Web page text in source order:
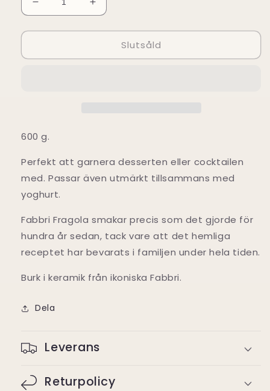
Minska
kvantitet
för
Cocktailjordgubbar
Fabbri
Öka
kvantitet
för
Cocktailjordgubbar
Fabbri
Slutsåld
600 g.
Perfekt att garnera desserten eller cocktailen
med. Passar även utmärkt tillsammans med
yoghurt.
Fabbri Fragola smakar precis som det gjorde för
hundra år sedan, tack vare att det hemliga
receptet har bevarats i familjen under hela tiden.
Burk i keramik från ikoniska Fabbri.
Dela
Leverans
Returpolicy